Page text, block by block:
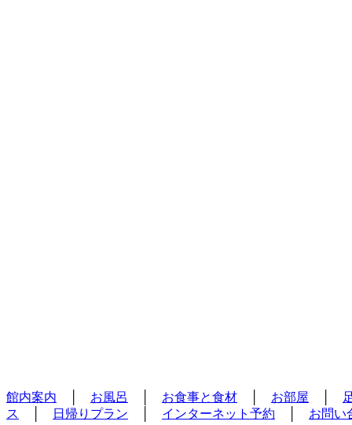
館内案内 お風呂 お食事と食材 お部屋
ス
日帰りプラン インターネット予約 お問い